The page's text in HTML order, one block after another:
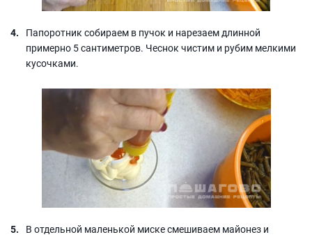
Папоротник собираем в пучок и нарезаем длинной
примерно 5 сантиметров. Чеснок чистим и рубим мелкими
кусочками.
В отдельной маленькой миске смешиваем майонез и